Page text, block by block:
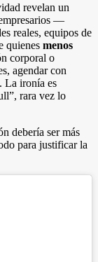
revelan un
—
reales, equipos de
quienes menos
corporal o
agendar con
La ironía es
rara vez lo
debería ser más
para justificar la